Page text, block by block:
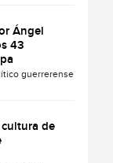
Ángel
43
guerrerense
cultura de